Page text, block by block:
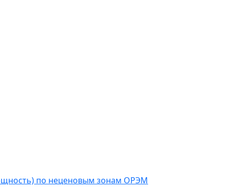
по неценовым зонам ОРЭМ